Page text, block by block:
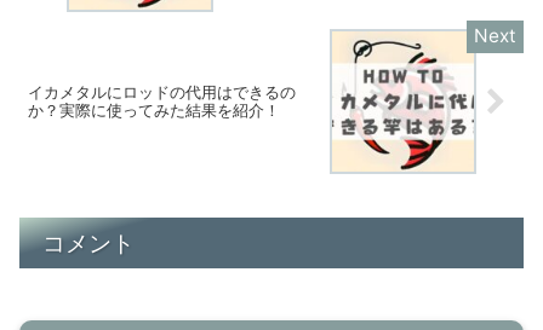
イカメタルにロッドの代用はできるの
か？実際に使ってみた結果を紹介！
コメント